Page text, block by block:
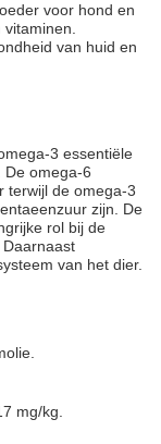
voor hond en
van huid en
3 essentiële
De omega-6
terwijl de omega-3
zijn. De
rol bij de
van het dier.
mg/kg.